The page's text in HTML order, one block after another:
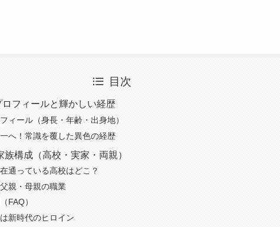
目次
フィールと輝かしい経歴
ィール（身長・年齢・出身地）
へ！常識を覆した異色の経歴
構成（高校・実家・両親）
通っている高校はどこ？
親・母親の職業
FAQ）
新時代のヒロイン